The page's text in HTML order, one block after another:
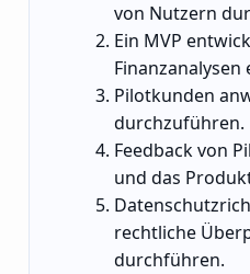
von Nutzern
Ein MVP
Pilotkunden
durchzuführen.
Feedback von
und das
rechtliche
durchführen.